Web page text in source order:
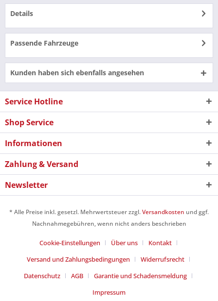
Details
Passende Fahrzeuge
Kunden haben sich ebenfalls angesehen
Service Hotline
Shop Service
Informationen
Zahlung & Versand
Newsletter
* Alle Preise inkl. gesetzl. Mehrwertsteuer zzgl.Versandkosten und ggf.
Nachnahmegebühren, wenn nicht anders beschrieben
Cookie-Einstellungen Über uns
Kontakt
Versand und Zahlungsbedingungen
Widerrufsrecht
Datenschutz
AGB
Garantie und Schadensmeldung
Impressum